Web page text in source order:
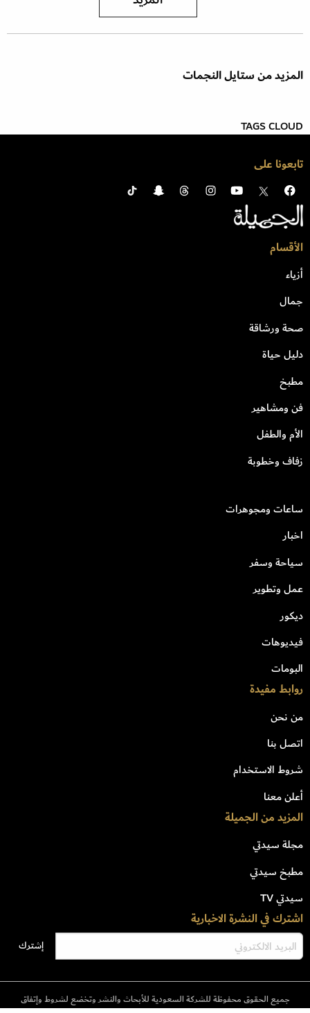
المزيد من ستايل النجمات
TAGS CLOUD
تابعونا على
الأقسام
أزياء
جمال
صحة ورشاقة
دليل حياة
مطبخ
فن ومشاهير
الأم والطفل
زفاف وخطوبة
ساعات ومجوهرات
اخبار
سياحة وسفر
عمل وتطوير
ديكور
فيديوهات
البومات
روابط مفيدة
من نحن
اتصل بنا
شروط الاستخدام
أعلن معنا
المزيد من الجميلة
مجلة سيدتي
مطبخ سيدتي
سيدتي TV
اشترك في النشرة الاخبارية
جميع الحقوق محفوظة للشركة السعودية للأبحاث والنشر وتخضع لشروط وإتفاق